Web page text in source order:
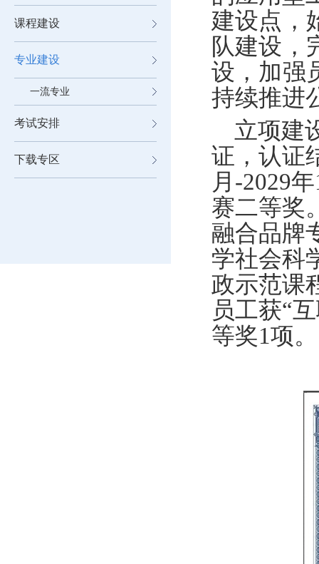
课程建设
专业建设
一流专业
考试安排
下载专区
建设点，
队建设，
设，加强
持续推进
立项建
证，认证
月 -2029年
赛二等奖
融合品牌
学社会科
政示范课
员工获“
等奖1项。